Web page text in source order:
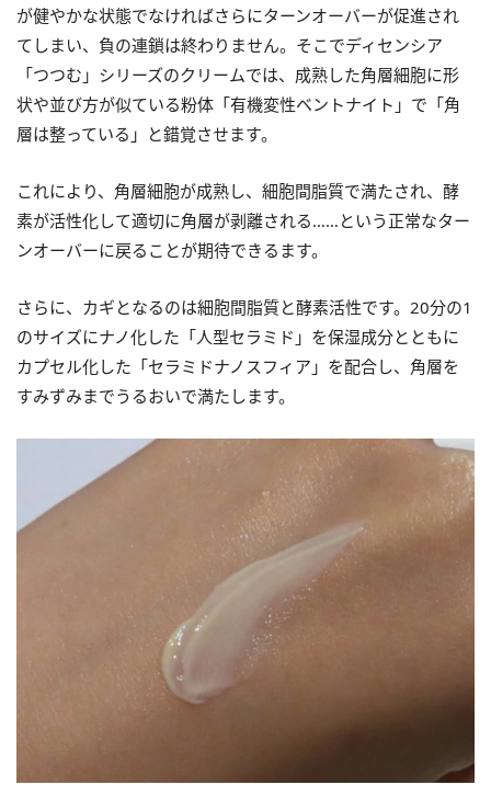
が健やかな状態でなければさらにターンオーバーが促進され
てしまい、負の連鎖は終わりません。そこでディセンシア
「つつむ」シリーズのクリームでは、成熟した角層細胞に形
状や並び方が似ている粉体「有機変性ベントナイト」で「角
層は整っている」と錯覚させます。
これにより、角層細胞が成熟し、細胞間脂質で満たされ、酵
素が活性化して適切に角層が剥離される……という正常なター
ンオーバーに戻ることが期待できるます。
さらに、カギとなるのは細胞間脂質と酵素活性です。20分の1
のサイズにナノ化した「人型セラミド」を保湿成分とともに
カプセル化した「セラミドナノスフィア」を配合し、角層を
すみずみまでうるおいで満たします。